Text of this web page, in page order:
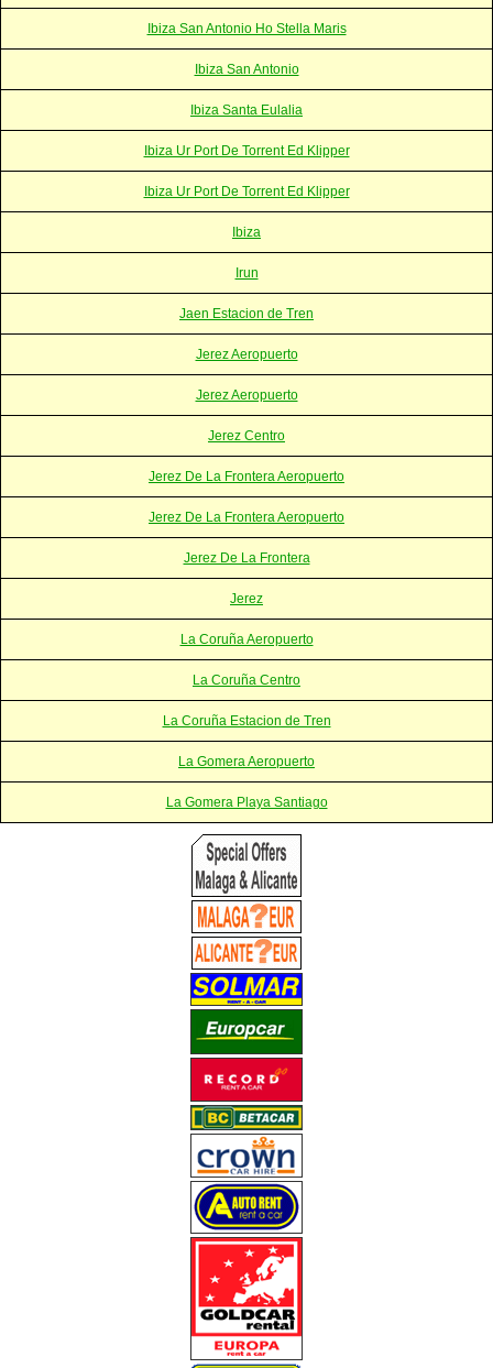
Ibiza San Antonio Ho Stella Maris
Ibiza San Antonio
Ibiza Santa Eulalia
Ibiza Ur Port De Torrent Ed Klipper
Ibiza Ur Port De Torrent Ed Klipper
Ibiza
Irun
Jaen Estacion de Tren
Jerez Aeropuerto
Jerez Aeropuerto
Jerez Centro
Jerez De La Frontera Aeropuerto
Jerez De La Frontera Aeropuerto
Jerez De La Frontera
Jerez
La Coruña Aeropuerto
La Coruña Centro
La Coruña Estacion de Tren
La Gomera Aeropuerto
La Gomera Playa Santiago